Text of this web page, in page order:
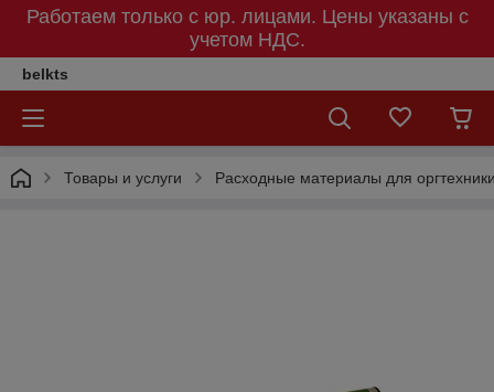
Работаем только с юр. лицами. Цены указаны c
учетом НДС.
belkts
Товары и услуги Расходные материалы для